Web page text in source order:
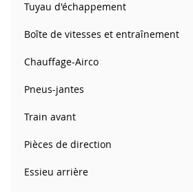
Tuyau d'échappement
Boîte de vitesses et entraînement
Chauffage-Airco
Pneus-jantes
Train avant
Pièces de direction
Essieu arrière